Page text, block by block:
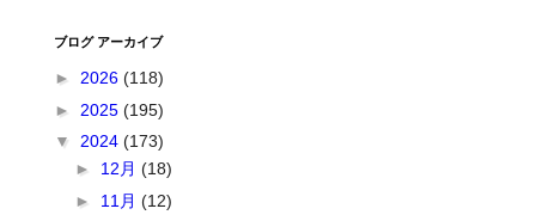
ブログ アーカイブ
► 2026(118)
► 2025(195)
▼ 2024(173)
► 12月(18)
► 11月(12)